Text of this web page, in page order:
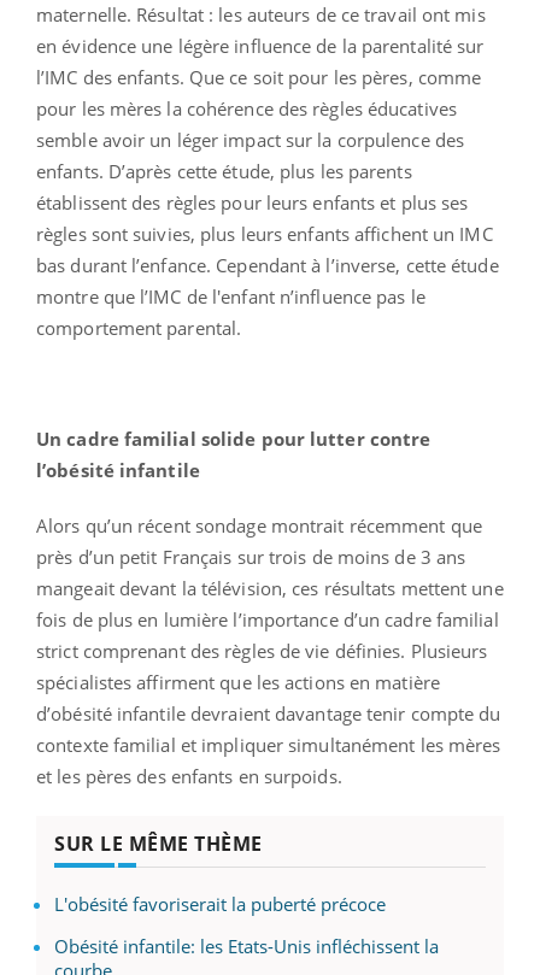
maternelle. Résultat : les auteurs de ce travail ont mis
en évidence une légère influence de la parentalité sur
l’IMC des enfants. Que ce soit pour les pères, comme
pour les mères la cohérence des règles éducatives
semble avoir un léger impact sur la corpulence des
enfants. D’après cette étude, plus les parents
établissent des règles pour leurs enfants et plus ses
règles sont suivies, plus leurs enfants affichent un IMC
bas durant l’enfance. Cependant à l’inverse, cette étude
montre que l’IMC de l'enfant n’influence pas le
comportement parental.
Un cadre familial solide pour lutter contre
l’obésité infantile
Alors qu’un récent sondage montrait récemment que
près d’un petit Français sur trois de moins de 3 ans
mangeait devant la télévision, ces résultats mettent une
fois de plus en lumière l’importance d’un cadre familial
strict comprenant des règles de vie définies. Plusieurs
spécialistes affirment que les actions en matière
d’obésité infantile devraient davantage tenir compte du
contexte familial et impliquer simultanément les mères
et les pères des enfants en surpoids.
SUR LE MÊME THÈME
L'obésité favoriserait la puberté précoce
Obésité infantile: les Etats-Unis infléchissent la
courbe